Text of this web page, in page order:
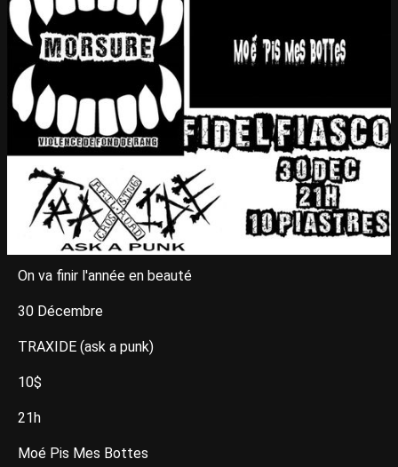
On va finir l'année en beauté
30 Décembre
TRAXIDE (ask a punk)
10$
21h
Moé Pis Mes Bottes